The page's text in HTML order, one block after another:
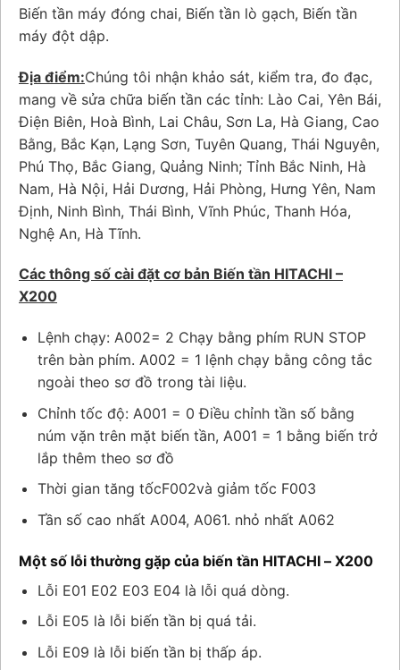
Biến tần máy đóng chai, Biến tần lò gạch, Biến tần
máy đột dập.
Địa điểm:Chúng tôi nhận khảo sát, kiểm tra, đo đạc,
mang về sửa chữa biến tần các tỉnh: Lào Cai, Yên Bái,
Điện Biên, Hoà Bình, Lai Châu, Sơn La, Hà Giang, Cao
Bằng, Bắc Kạn, Lạng Sơn, Tuyên Quang, Thái Nguyên,
Phú Thọ, Bắc Giang, Quảng Ninh; Tỉnh Bắc Ninh, Hà
Nam, Hà Nội, Hải Dương, Hải Phòng, Hưng Yên, Nam
Định, Ninh Bình, Thái Bình, Vĩnh Phúc, Thanh Hóa,
Nghệ An, Hà Tĩnh.
Các thông số cài đặt cơ bản Biến tần HITACHI –
X200
Lệnh chạy: A002= 2 Chạy bằng phím RUN STOP
trên bàn phím. A002 = 1 lệnh chạy bằng công tắc
ngoài theo sơ đồ trong tài liệu.
Chỉnh tốc độ: A001 = 0 Điều chỉnh tần số bằng
núm vặn trên mặt biến tần, A001 = 1 bằng biến trở
lắp thêm theo sơ đồ
Thời gian tăng tốcF002và giảm tốc F003
Tần số cao nhất A004, A061. nhỏ nhất A062
Một số lỗi thường gặp của biến tần HITACHI – X200
Lỗi E01 E02 E03 E04 là lỗi quá dòng.
Lỗi E05 là lỗi biến tần bị quá tải.
Lỗi E09 là lỗi biến tần bị thấp áp.